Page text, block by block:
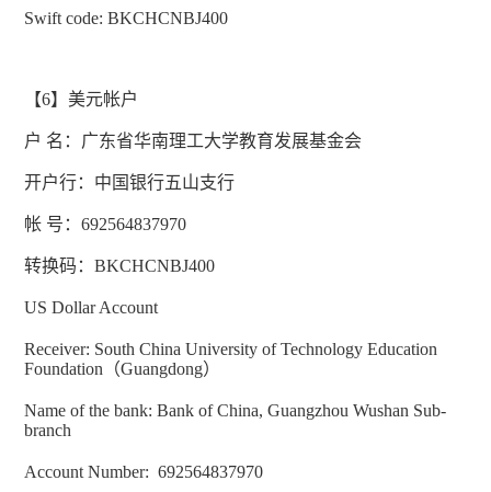
Swift code: BKCHCNBJ400
【6】美元帐户
户 名：广东省华南理工大学教育发展基金会
开户行：中国银行五山支行
帐 号：692564837970
转换码：BKCHCNBJ400
US Dollar Account
Receiver: South China University of Technology Education
Foundation （Guangdong）
Name of the bank: Bank of China, Guangzhou Wushan Sub-
branch
Account Number: 692564837970